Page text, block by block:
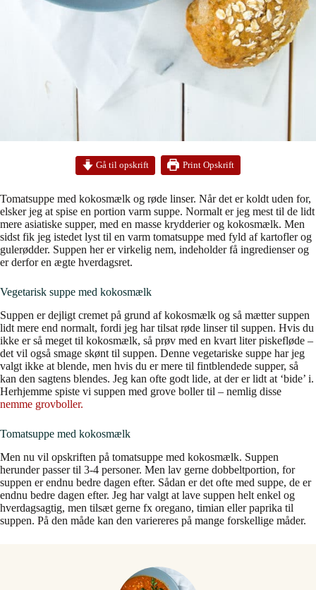
Gå til opskrift Print Opskrift
Tomatsuppe med kokosmælk og røde linser. Når det er koldt uden for,
elsker jeg at spise en portion varm suppe. Normalt er jeg mest til de lidt
mere asiatiske supper, med en masse krydderier og kokosmælk. Men
sidst fik jeg istedet lyst til en varm tomatsuppe med fyld af kartofler og
gulerødder. Suppen her er virkelig nem, indeholder få ingredienser og
er derfor en ægte hverdagsret.
Vegetarisk suppe med kokosmælk
Suppen er dejligt cremet på grund af kokosmælk og så mætter suppen
lidt mere end normalt, fordi jeg har tilsat røde linser til suppen. Hvis du
ikke er så meget til kokosmælk, så prøv med en kvart liter piskefløde –
det vil også smage skønt til suppen. Denne vegetariske suppe har jeg
valgt ikke at blende, men hvis du er mere til fintblendede supper, så
kan den sagtens blendes. Jeg kan ofte godt lide, at der er lidt at ‘bide’ i.
Herhjemme spiste vi suppen med grove boller til – nemlig disse
nemme grovboller.
Tomatsuppe med kokosmælk
Men nu vil opskriften på tomatsuppe med kokosmælk. Suppen
herunder passer til 3-4 personer. Men lav gerne dobbeltportion, for
suppen er endnu bedre dagen efter. Sådan er det ofte med suppe, de er
endnu bedre dagen efter. Jeg har valgt at lave suppen helt enkel og
hverdagsagtig, men tilsæt gerne fx oregano, timian eller paprika til
suppen. På den måde kan den variereres på mange forskellige måder.